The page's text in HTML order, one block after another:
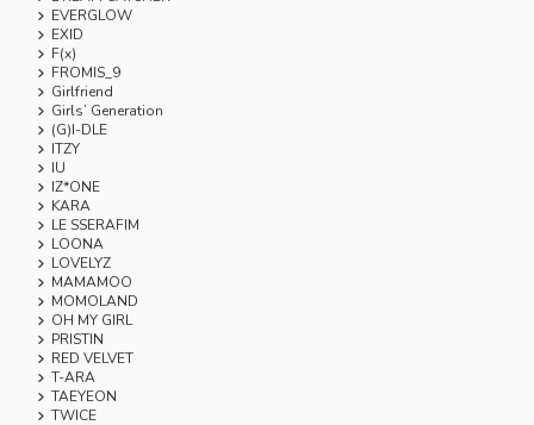
EVERGLOW
EXID
F(x)
FROMIS_9
Girlfriend
Girls’ Generation
(G)I-DLE
ITZY
IU
IZ*ONE
KARA
LE SSERAFIM
LOONA
LOVELYZ
MAMAMOO
MOMOLAND
OH MY GIRL
PRISTIN
RED VELVET
T-ARA
TAEYEON
TWICE